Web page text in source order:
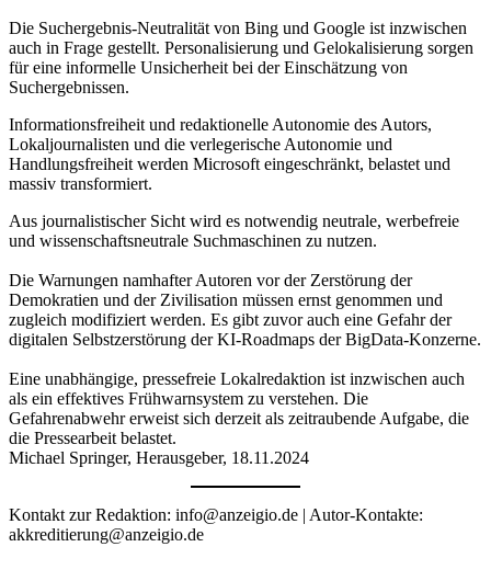
Die Suchergebnis-Neutralität von Bing und Google ist inzwischen
auch in Frage gestellt. Personalisierung und Gelokalisierung sorgen
für eine informelle Unsicherheit bei der Einschätzung von
Suchergebnissen.
Informationsfreiheit und redaktionelle Autonomie des Autors,
Lokaljournalisten und die verlegerische Autonomie und
Handlungsfreiheit werden Microsoft eingeschränkt, belastet und
massiv transformiert.
Aus journalistischer Sicht wird es notwendig neutrale, werbefreie
und wissenschaftsneutrale Suchmaschinen zu nutzen.
Die Warnungen namhafter Autoren vor der Zerstörung der
Demokratien und der Zivilisation müssen ernst genommen und
zugleich modifiziert werden. Es gibt zuvor auch eine Gefahr der
digitalen Selbstzerstörung der KI-Roadmaps der BigData-Konzerne.
Eine unabhängige, pressefreie Lokalredaktion ist inzwischen auch
als ein effektives Frühwarnsystem zu verstehen. Die
Gefahrenabwehr erweist sich derzeit als zeitraubende Aufgabe, die
die Pressearbeit belastet.
Michael Springer, Herausgeber, 18.11.2024
Kontakt zur Redaktion: info@anzeigio.de | Autor-Kontakte:
akkreditierung@anzeigio.de